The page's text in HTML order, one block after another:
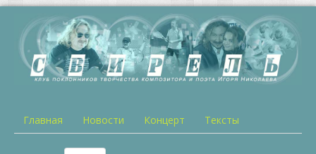
Главная Новости Концерт Тексты